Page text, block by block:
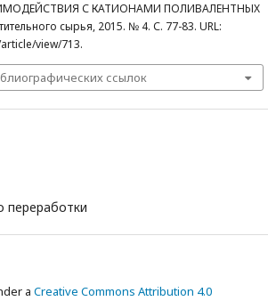
С КАТИОНАМИ ПОЛИВАЛЕНТНЫХ
сырья, 2015. № 4. С. 77-83. URL:
view/713.
ссылок
переработки
a Creative Commons Attribution 4.0